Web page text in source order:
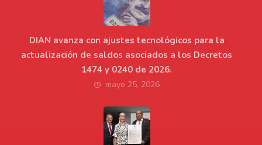
DIAN avanza con ajustes tecnológicos para la
actualización de saldos asociados a los Decretos
1474 y 0240 de 2026.
mayo 25, 2026